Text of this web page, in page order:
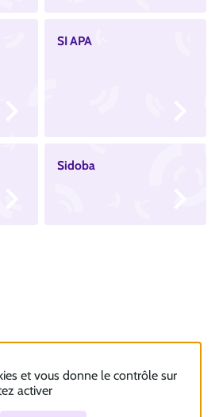
SI APA
Sidoba
et vous donne le contrôle sur
activer